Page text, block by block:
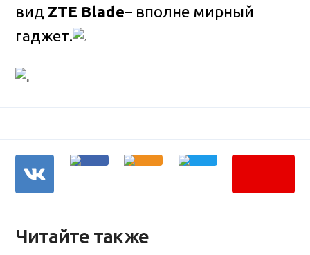
вид ZTE Blade– вполне мирный
гаджет.
Читайте также